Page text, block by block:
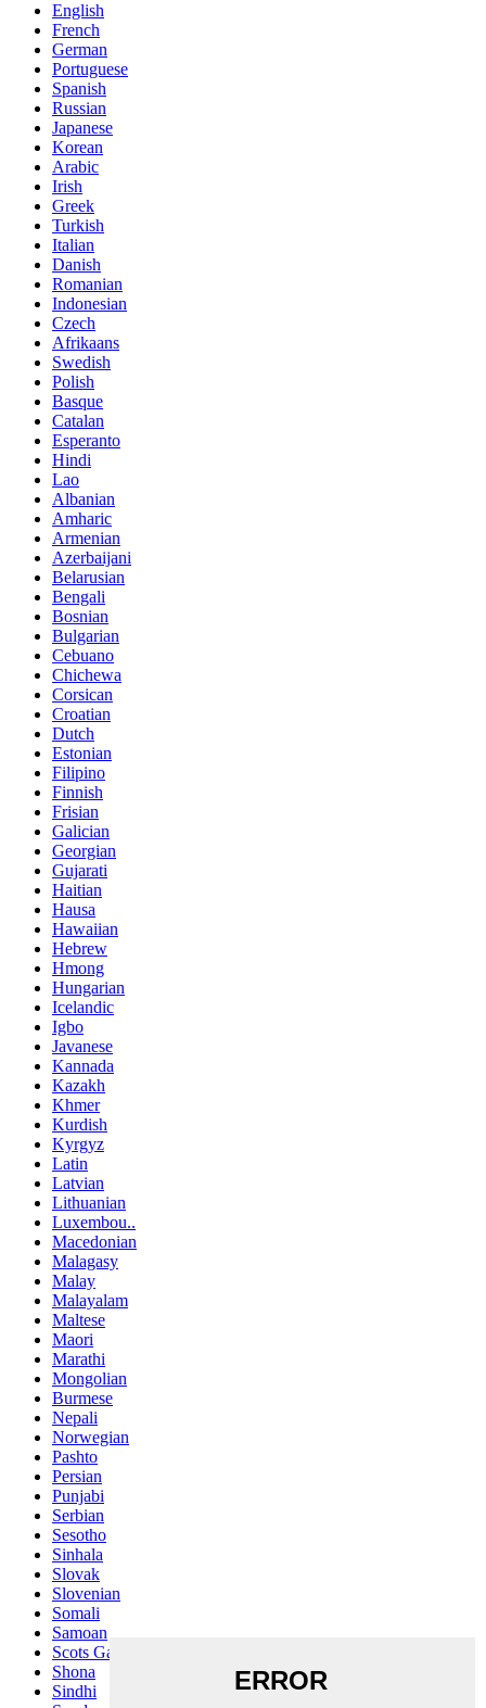
English
French
German
Portuguese
Spanish
Russian
Japanese
Korean
Arabic
Irish
Greek
Turkish
Italian
Danish
Romanian
Indonesian
Czech
Afrikaans
Swedish
Polish
Basque
Catalan
Esperanto
Hindi
Lao
Albanian
Amharic
Armenian
Azerbaijani
Belarusian
Bengali
Bosnian
Bulgarian
Cebuano
Chichewa
Corsican
Croatian
Dutch
Estonian
Filipino
Finnish
Frisian
Galician
Georgian
Gujarati
Haitian
Hausa
Hawaiian
Hebrew
Hmong
Hungarian
Icelandic
Igbo
Javanese
Kannada
Kazakh
Khmer
Kurdish
Kyrgyz
Latin
Latvian
Lithuanian
Luxembou..
Macedonian
Malagasy
Malay
Malayalam
Maltese
Maori
Marathi
Mongolian
Burmese
Nepali
Norwegian
Pashto
Persian
Punjabi
Serbian
Sesotho
Sinhala
Slovak
Slovenian
Somali
Samoan
Scots Gaelic
Shona
Sindhi